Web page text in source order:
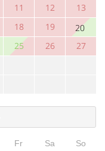
11 12 13
18 19 20
25 26 27
Fr Sa
So